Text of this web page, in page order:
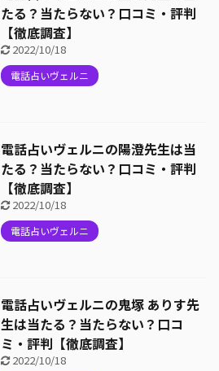
たる？当たらない？口コミ・評判
【徹底調査】
2022/10/18
電話占いヴェルニ
電話占いヴェルニの陽澄先生は当
たる？当たらない？口コミ・評判
【徹底調査】
2022/10/18
電話占いヴェルニ
電話占いヴェルニの鬼塚 ありす先
生は当たる？当たらない？口コ
ミ・評判【徹底調査】
2022/10/18